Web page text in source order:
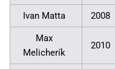
Ivan Matta 2008
Max
Melicherík
2010